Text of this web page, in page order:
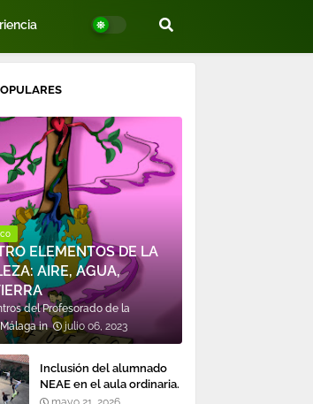
ELEMENTOS DE LA
AIRE, AGUA,
del Profesorado de la
julio 06, 2023
Inclusión del alumnado
NEAE en el aula ordinaria.